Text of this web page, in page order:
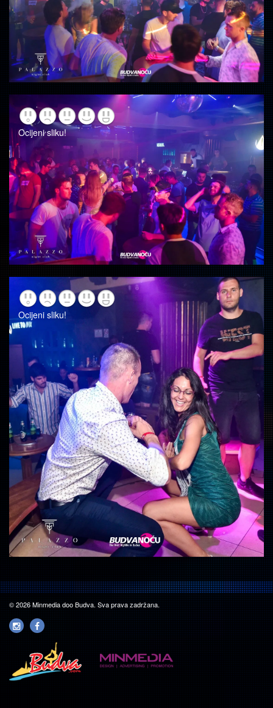
Ocijeni sliku!
Ocijeni sliku!
© 2026 Minmedia doo Budva. Sva prava zadržana.